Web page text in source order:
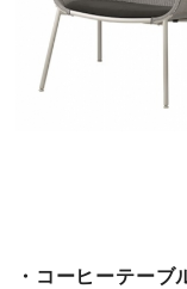
・コーヒーテーブ